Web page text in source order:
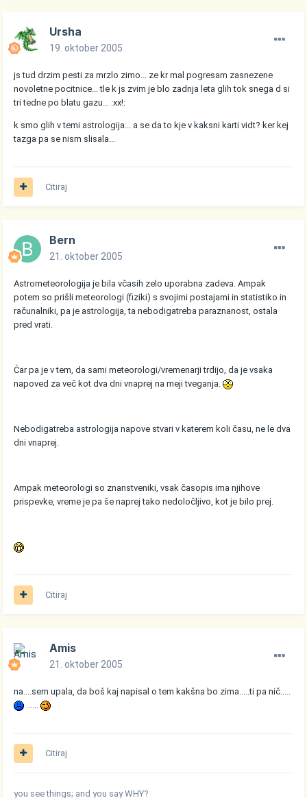
Ursha
19. oktober 2005
js tud drzim pesti za mrzlo zimo... ze kr mal pogresam zasnezene
novoletne pocitnice... tle k js zvim je blo zadnja leta glih tok snega d si
tri tedne po blatu gazu... :xx!:
k smo glih v temi astrologija... a se da to kje v kaksni karti vidt? ker kej
tazga pa se nism slisala...
Citiraj
Bern
21. oktober 2005
Astrometeorologija je bila včasih zelo uporabna zadeva. Ampak
potem so prišli meteorologi (fiziki) s svojimi postajami in statistiko in
računalniki, pa je astrologija, ta nebodigatreba paraznanost, ostala
pred vrati.
Čar pa je v tem, da sami meteorologi/vremenarji trdijo, da je vsaka
napoved za več kot dva dni vnaprej na meji tveganja.
Nebodigatreba astrologija napove stvari v katerem koli času, ne le dva
dni vnaprej.
Ampak meteorologi so znanstveniki, vsak časopis ima njihove
prispevke, vreme je pa še naprej tako nedoločljivo, kot je bilo prej.
Citiraj
Amis
21. oktober 2005
na....sem upala, da boš kaj napisal o tem kakšna bo zima.....ti pa nič.....
......
Citiraj
you see things; and you say WHY?